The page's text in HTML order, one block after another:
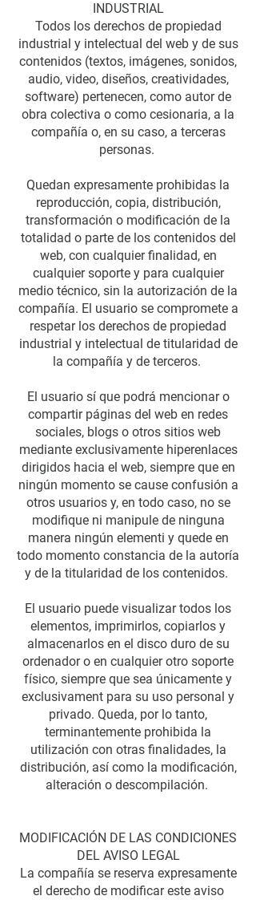
INDUSTRIAL
Todos los derechos de propiedad
industrial y intelectual del web y de sus
contenidos (textos, imágenes, sonidos,
audio, video, diseños, creatividades,
software) pertenecen, como autor de
obra colectiva o como cesionaria, a la
compañía o, en su caso, a terceras
personas.
Quedan expresamente prohibidas la
reproducción, copia, distribución,
transformación o modificación de la
totalidad o parte de los contenidos del
web, con cualquier finalidad, en
cualquier soporte y para cualquier
medio técnico, sin la autorización de la
compañía. El usuario se compromete a
respetar los derechos de propiedad
industrial y intelectual de titularidad de
la compañía y de terceros.
El usuario sí que podrá mencionar o
compartir páginas del web en redes
sociales, blogs o otros sitios web
mediante exclusivamente hiperenlaces
dirigidos hacia el web, siempre que en
ningún momento se cause confusión a
otros usuarios y, en todo caso, no se
modifique ni manipule de ninguna
manera ningún elementi y quede en
todo momento constancia de la autoría
y de la titularidad de los contenidos.
El usuario puede visualizar todos los
elementos, imprimirlos, copiarlos y
almacenarlos en el disco duro de su
ordenador o en cualquier otro soporte
físico, siempre que sea únicamente y
exclusivament para su uso personal y
privado. Queda, por lo tanto,
terminantemente prohibida la
utilización con otras finalidades, la
distribución, así como la modificación,
alteración o descompilación.
MODIFICACIÓN DE LAS CONDICIONES
DEL AVISO LEGAL
La compañía se reserva expresamente
el derecho de modificar este aviso